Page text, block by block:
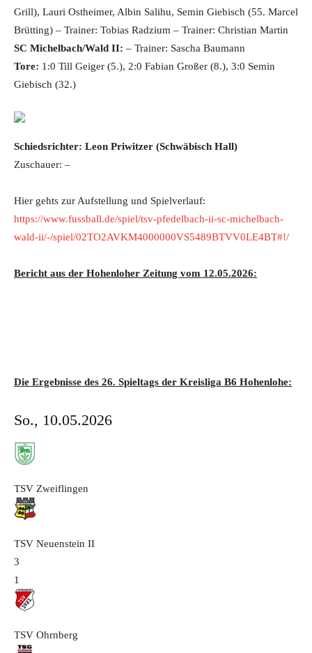
Grill), Lauri Ostheimer, Albin Salihu, Semin Giebisch (55. Marcel
Brütting) – Trainer: Tobias Radzium – Trainer: Christian Martin
SC Michelbach/Wald II: – Trainer: Sascha Baumann
Tore: 1:0 Till Geiger (5.), 2:0 Fabian Großer (8.), 3:0 Semin
Giebisch (32.)
Schiedsrichter: Leon Priwitzer (Schwäbisch Hall)
Zuschauer: –
Hier gehts zur Aufstellung und Spielverlauf:
https://www.fussball.de/spiel/tsv-pfedelbach-ii-sc-michelbach-
wald-ii/-/spiel/02TO2AVKM4000000VS5489BTVV0LE4BT#!/
Bericht aus der Hohenloher Zeitung vom 12.05.2026:
Die Ergebnisse des 26. Spieltags der Kreisliga B6 Hohenlohe:
So., 10.05.2026
TSV Zweiflingen
TSV Neuenstein II
3
1
TSV Ohrnberg